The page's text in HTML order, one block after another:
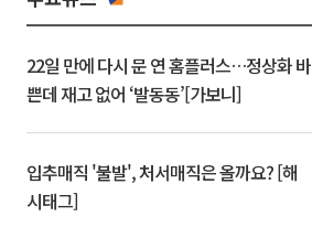
22일 만에 다시 문 연 홈플러스…정상화 바
쁜데 재고 없어 ‘발동동’[가보니]
입추매직 '불발', 처서매직은 올까요? [해
시태그]